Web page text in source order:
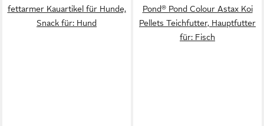
fettarmer Kauartikel für Hunde,
Snack für: Hund
Pond® Pond Colour Astax Koi
Pellets Teichfutter, Hauptfutter
für: Fisch